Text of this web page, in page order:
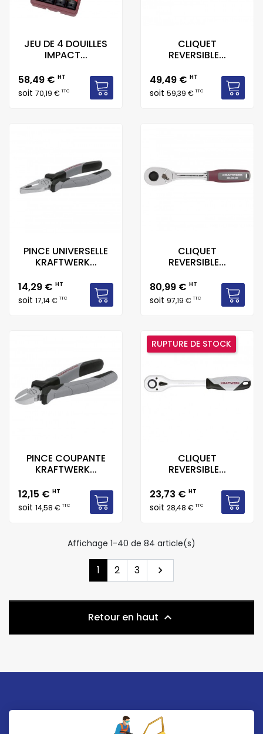
JEU DE 4 DOUILLES
IMPACT...
Prix
58,49 € HT
soit 70,19 €TTC
CLIQUET
REVERSIBLE...
Prix
49,49 € HT
soit 59,39 €TTC
PINCE UNIVERSELLE
KRAFTWERK...
Prix
14,29 € HT
soit 17,14 €TTC
CLIQUET
REVERSIBLE...
Prix
80,99 € HT
soit 97,19 €TTC
PINCE COUPANTE
KRAFTWERK...
Prix
12,15 € HT
soit 14,58 €TTC
CLIQUET
REVERSIBLE...
Prix
23,73 € HT
soit 28,48 €TTC
RUPTURE DE STOCK
Affichage 1-40 de 84 article(s)
1 2 3 Suivant

Retour en haut 